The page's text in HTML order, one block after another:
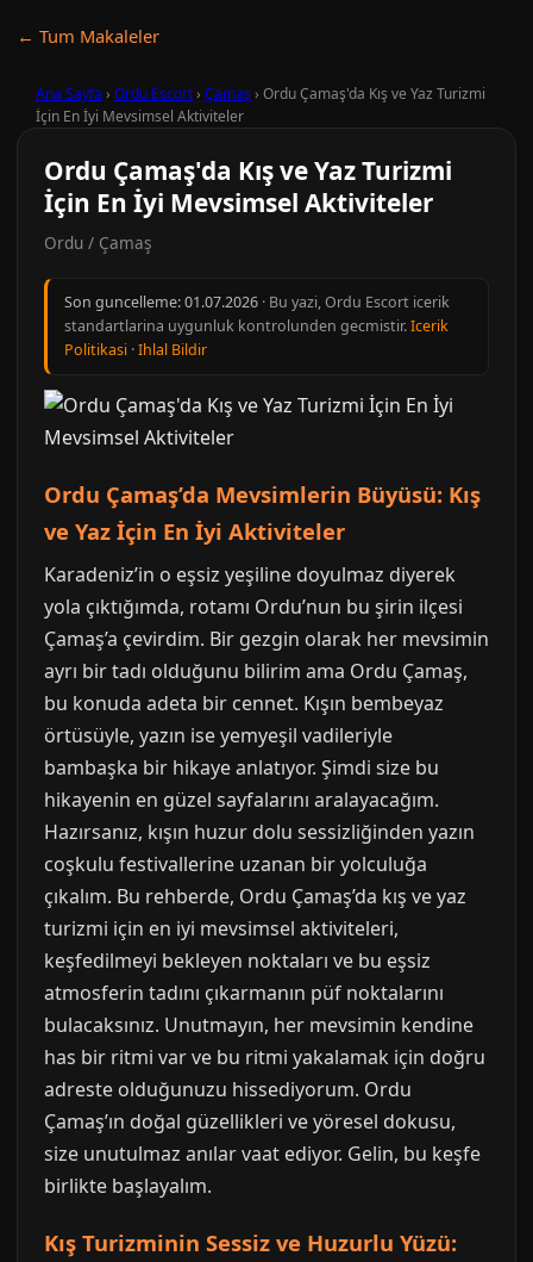
← Tum Makaleler
Ana Sayfa › Ordu Escort› Çamaş › Ordu Çamaş'da Kış ve Yaz Turizmi
İçin En İyi Mevsimsel Aktiviteler
Ordu Çamaş'da Kış ve Yaz Turizmi
İçin En İyi Mevsimsel Aktiviteler
Ordu / Çamaş
Son guncelleme:01.07.2026 · Bu yazi, Ordu Escort icerik
standartlarina uygunluk kontrolunden gecmistir.Icerik
Politikasi ·Ihlal Bildir
Ordu Çamaş’da Mevsimlerin Büyüsü: Kış
ve Yaz İçin En İyi Aktiviteler
Karadeniz’in o eşsiz yeşiline doyulmaz diyerek
yola çıktığımda, rotamı Ordu’nun bu şirin ilçesi
Çamaş’a çevirdim. Bir gezgin olarak her mevsimin
ayrı bir tadı olduğunu bilirim ama Ordu Çamaş,
bu konuda adeta bir cennet. Kışın bembeyaz
örtüsüyle, yazın ise yemyeşil vadileriyle
bambaşka bir hikaye anlatıyor. Şimdi size bu
hikayenin en güzel sayfalarını aralayacağım.
Hazırsanız, kışın huzur dolu sessizliğinden yazın
coşkulu festivallerine uzanan bir yolculuğa
çıkalım. Bu rehberde, Ordu Çamaş’da kış ve yaz
turizmi için en iyi mevsimsel aktiviteleri,
keşfedilmeyi bekleyen noktaları ve bu eşsiz
atmosferin tadını çıkarmanın püf noktalarını
bulacaksınız. Unutmayın, her mevsimin kendine
has bir ritmi var ve bu ritmi yakalamak için doğru
adreste olduğunuzu hissediyorum. Ordu
Çamaş’ın doğal güzellikleri ve yöresel dokusu,
size unutulmaz anılar vaat ediyor. Gelin, bu keşfe
birlikte başlayalım.
Kış Turizminin Sessiz ve Huzurlu Yüzü: